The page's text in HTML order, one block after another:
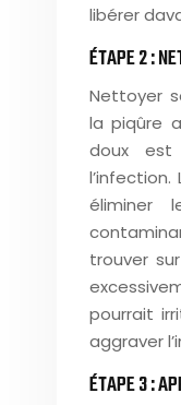
libérer
ÉTAPE 2 :
Nettoyer
la piqûre
doux est
éliminer
trouver
pourrait
aggraver
ÉTAPE 3 :